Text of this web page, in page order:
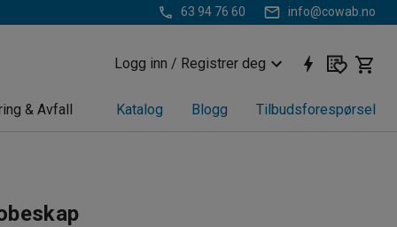
63 94 76 60 info@cowab.no
Logg inn / Registrer deg
& Avfall Katalog Blogg Tilbudsforespørsel